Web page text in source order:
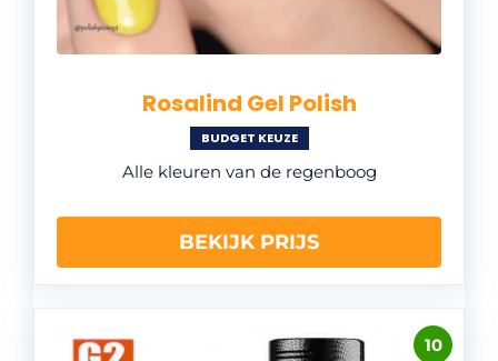
Rosalind Gel Polish
BUDGET KEUZE
Alle kleuren van de regenboog
BEKIJK PRIJS
10